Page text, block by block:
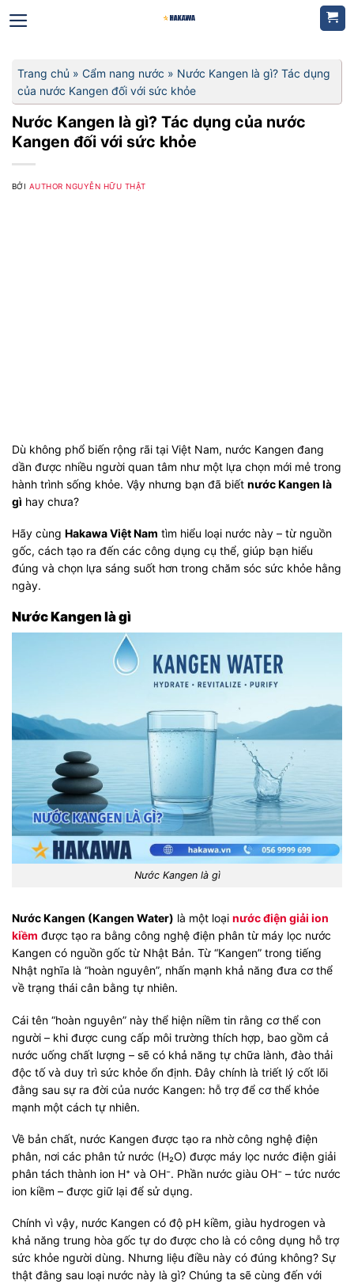
qua
Trang chủ » Cẩm nang nước » Nước Kangen là gì? Tác dụng
của nước Kangen đối với sức khỏe
Nước Kangen là gì? Tác dụng của nước
Kangen đối với sức khỏe
BỞI AUTHOR NGUYỄN HỮU THẬT
Dù không phổ biến rộng rãi tại Việt Nam, nước Kangen đang
dần được nhiều người quan tâm như một lựa chọn mới mẻ trong
hành trình sống khỏe. Vậy nhưng bạn đã biết nước Kangen là
gì hay chưa?
Hãy cùng Hakawa Việt Nam tìm hiểu loại nước này – từ nguồn
gốc, cách tạo ra đến các công dụng cụ thể, giúp bạn hiểu
đúng và chọn lựa sáng suốt hơn trong chăm sóc sức khỏe hằng
ngày.
Nước Kangen là gì
Nước Kangen là gì
Nước Kangen (Kangen Water) là một loại nước điện giải ion
kiềm được tạo ra bằng công nghệ điện phân từ máy lọc nước
Kangen có nguồn gốc từ Nhật Bản. Từ “Kangen” trong tiếng
Nhật nghĩa là “hoàn nguyên”, nhấn mạnh khả năng đưa cơ thể
về trạng thái cân bằng tự nhiên.
Cái tên “hoàn nguyên” này thể hiện niềm tin rằng cơ thể con
người – khi được cung cấp môi trường thích hợp, bao gồm cả
nước uống chất lượng – sẽ có khả năng tự chữa lành, đào thải
độc tố và duy trì sức khỏe ổn định. Đây chính là triết lý cốt lõi
đằng sau sự ra đời của nước Kangen: hỗ trợ để cơ thể khỏe
mạnh một cách tự nhiên.
Về bản chất, nước Kangen được tạo ra nhờ công nghệ điện
phân, nơi các phân tử nước (H₂O) được máy lọc nước điện giải
phân tách thành ion H⁺ và OH⁻. Phần nước giàu OH⁻ – tức nước
ion kiềm – được giữ lại để sử dụng.
Chính vì vậy, nước Kangen có độ pH kiềm, giàu hydrogen và
khả năng trung hòa gốc tự do được cho là có công dụng hỗ trợ
sức khỏe người dùng. Nhưng liệu điều này có đúng không? Sự
thật đằng sau loại nước này là gì? Chúng ta sẽ cùng đến với